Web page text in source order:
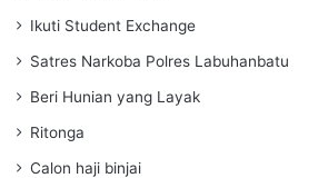
Ikuti Student Exchange
Satres Narkoba Polres Labuhanbatu
Beri Hunian yang Layak
Ritonga
Calon haji binjai